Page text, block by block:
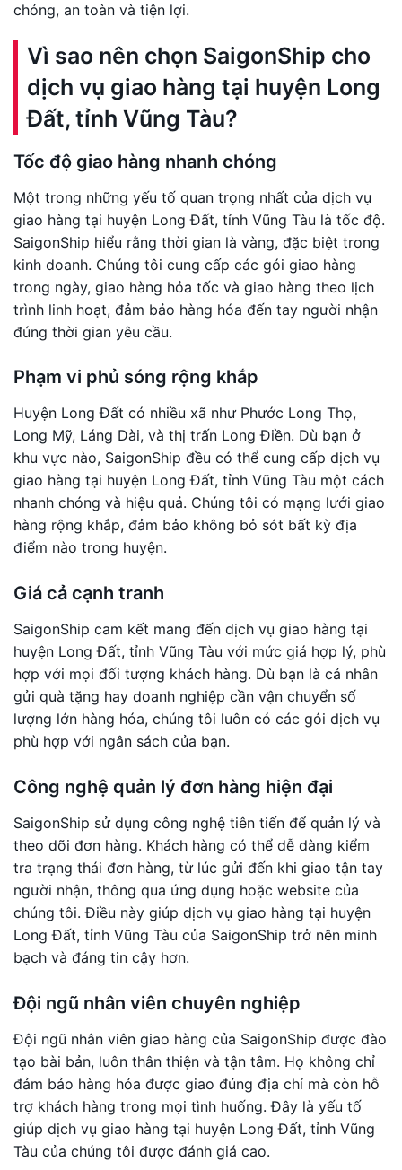
chóng, an toàn và tiện lợi.
Vì sao nên chọn SaigonShip cho
dịch vụ giao hàng tại huyện Long
Đất, tỉnh Vũng Tàu?
Tốc độ giao hàng nhanh chóng
Một trong những yếu tố quan trọng nhất của dịch vụ
giao hàng tại huyện Long Đất, tỉnh Vũng Tàu là tốc độ.
SaigonShip hiểu rằng thời gian là vàng, đặc biệt trong
kinh doanh. Chúng tôi cung cấp các gói giao hàng
trong ngày, giao hàng hỏa tốc và giao hàng theo lịch
trình linh hoạt, đảm bảo hàng hóa đến tay người nhận
đúng thời gian yêu cầu.
Phạm vi phủ sóng rộng khắp
Huyện Long Đất có nhiều xã như Phước Long Thọ,
Long Mỹ, Láng Dài, và thị trấn Long Điền. Dù bạn ở
khu vực nào, SaigonShip đều có thể cung cấp dịch vụ
giao hàng tại huyện Long Đất, tỉnh Vũng Tàu một cách
nhanh chóng và hiệu quả. Chúng tôi có mạng lưới giao
hàng rộng khắp, đảm bảo không bỏ sót bất kỳ địa
điểm nào trong huyện.
Giá cả cạnh tranh
SaigonShip cam kết mang đến dịch vụ giao hàng tại
huyện Long Đất, tỉnh Vũng Tàu với mức giá hợp lý, phù
hợp với mọi đối tượng khách hàng. Dù bạn là cá nhân
gửi quà tặng hay doanh nghiệp cần vận chuyển số
lượng lớn hàng hóa, chúng tôi luôn có các gói dịch vụ
phù hợp với ngân sách của bạn.
Công nghệ quản lý đơn hàng hiện đại
SaigonShip sử dụng công nghệ tiên tiến để quản lý và
theo dõi đơn hàng. Khách hàng có thể dễ dàng kiểm
tra trạng thái đơn hàng, từ lúc gửi đến khi giao tận tay
người nhận, thông qua ứng dụng hoặc website của
chúng tôi. Điều này giúp dịch vụ giao hàng tại huyện
Long Đất, tỉnh Vũng Tàu của SaigonShip trở nên minh
bạch và đáng tin cậy hơn.
Đội ngũ nhân viên chuyên nghiệp
Đội ngũ nhân viên giao hàng của SaigonShip được đào
tạo bài bản, luôn thân thiện và tận tâm. Họ không chỉ
đảm bảo hàng hóa được giao đúng địa chỉ mà còn hỗ
trợ khách hàng trong mọi tình huống. Đây là yếu tố
giúp dịch vụ giao hàng tại huyện Long Đất, tỉnh Vũng
Tàu của chúng tôi được đánh giá cao.